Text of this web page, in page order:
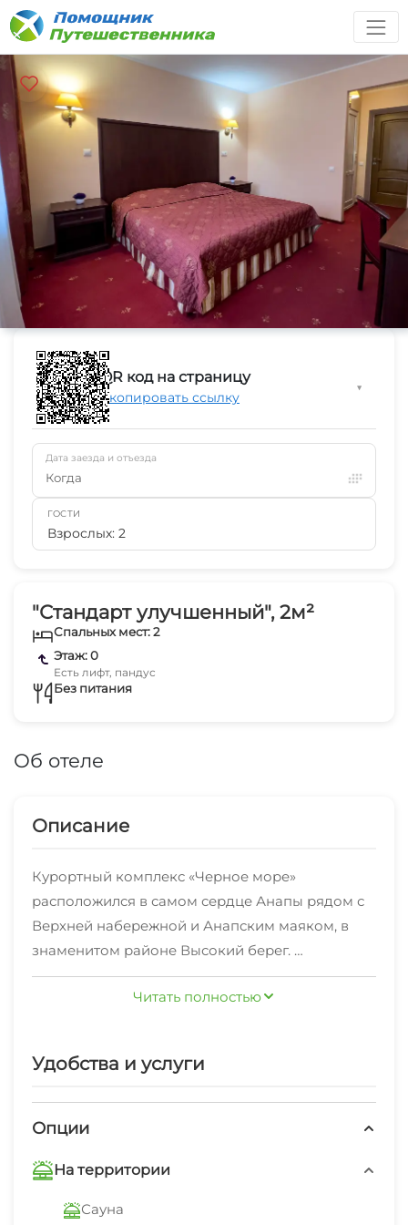
"Стандарт улучшенный", 2м²
Спальных мест: 2
Этаж: 0
Есть лифт, пандус
Без питания
Об отеле
Описание
Курортный комплекс «Черное море»
расположился в самом сердце Анапы рядом с
Верхней набережной и Анапским маяком, в
знаменитом районе Высокий берег.
Отель «Чёрное море» располагает большой
предусмотрена охраняемая парковка.
категориями номеров от экономов и
оборудован кондиционером, мини-
Читать полностью
Удобства и услуги
Опции
На территории
Сауна
QR код на страницу
Скопировать ссылку
▼
Дата заезда и отъезда
Когда
ГОСТИ
Взрослых: 2